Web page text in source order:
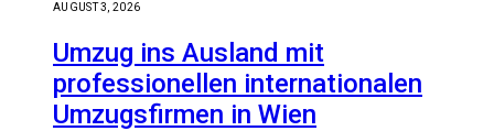
AUGUST 3, 2026
Umzug ins Ausland mit
professionellen internationalen
Umzugsfirmen in Wien